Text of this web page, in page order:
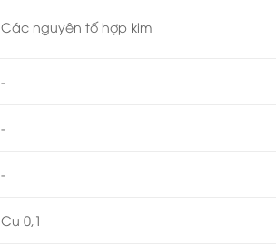
Các nguyên tố hợp kim
-
-
-
Cu 0,1